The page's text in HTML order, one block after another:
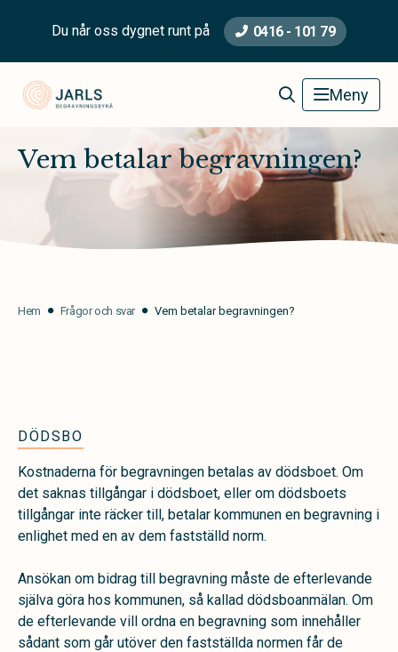
Du når oss dygnet runt på 0416 - 101 79
Meny
Vem betalar begravningen?
Hem Frågor och svar Vem betalar begravningen?
DÖDSBO
Kostnaderna för begravningen betalas av dödsboet. Om
det saknas tillgångar i dödsboet, eller om dödsboets
tillgångar inte räcker till, betalar kommunen en begravning i
enlighet med en av dem fastställd norm.
Ansökan om bidrag till begravning måste de efterlevande
själva göra hos kommunen, så kallad dödsboanmälan. Om
de efterlevande vill ordna en begravning som innehåller
sådant som går utöver den fastställda normen får de